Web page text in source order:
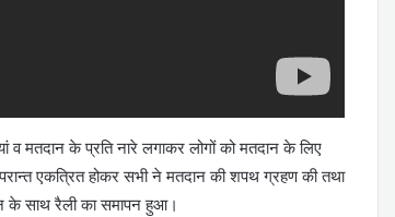
व मतदान के प्रति नारे लगाकर लोगों को मतदान के लिए
एकत्रित होकर सभी ने मतदान की शपथ ग्रहण की तथा
के साथ रैली का समापन हुआ।